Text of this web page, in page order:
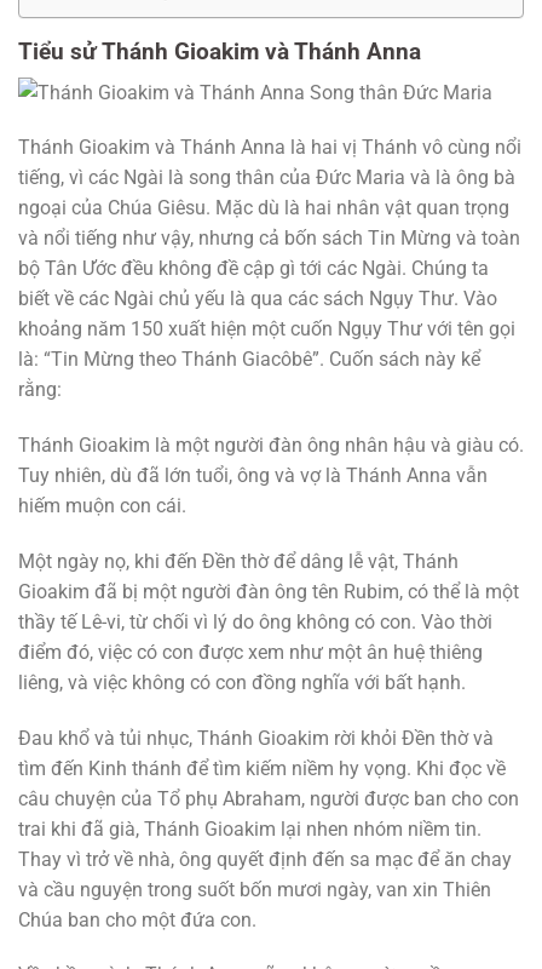
Tiểu sử Thánh Gioakim và Thánh Anna
Thánh Gioakim và Thánh Anna là hai vị Thánh vô cùng nổi
tiếng, vì các Ngài là song thân của Đức Maria và là ông bà
ngoại của Chúa Giêsu. Mặc dù là hai nhân vật quan trọng
và nổi tiếng như vậy, nhưng cả bốn sách Tin Mừng và toàn
bộ Tân Ước đều không đề cập gì tới các Ngài. Chúng ta
biết về các Ngài chủ yếu là qua các sách Ngụy Thư. Vào
khoảng năm 150 xuất hiện một cuốn Ngụy Thư với tên gọi
là: “Tin Mừng theo Thánh Giacôbê”. Cuốn sách này kể
rằng:
Thánh Gioakim là một người đàn ông nhân hậu và giàu có.
Tuy nhiên, dù đã lớn tuổi, ông và vợ là Thánh Anna vẫn
hiếm muộn con cái.
Một ngày nọ, khi đến Đền thờ để dâng lễ vật, Thánh
Gioakim đã bị một người đàn ông tên Rubim, có thể là một
thầy tế Lê-vi, từ chối vì lý do ông không có con. Vào thời
điểm đó, việc có con được xem như một ân huệ thiêng
liêng, và việc không có con đồng nghĩa với bất hạnh.
Đau khổ và tủi nhục, Thánh Gioakim rời khỏi Đền thờ và
tìm đến Kinh thánh để tìm kiếm niềm hy vọng. Khi đọc về
câu chuyện của Tổ phụ Abraham, người được ban cho con
trai khi đã già, Thánh Gioakim lại nhen nhóm niềm tin.
Thay vì trở về nhà, ông quyết định đến sa mạc để ăn chay
và cầu nguyện trong suốt bốn mươi ngày, van xin Thiên
Chúa ban cho một đứa con.